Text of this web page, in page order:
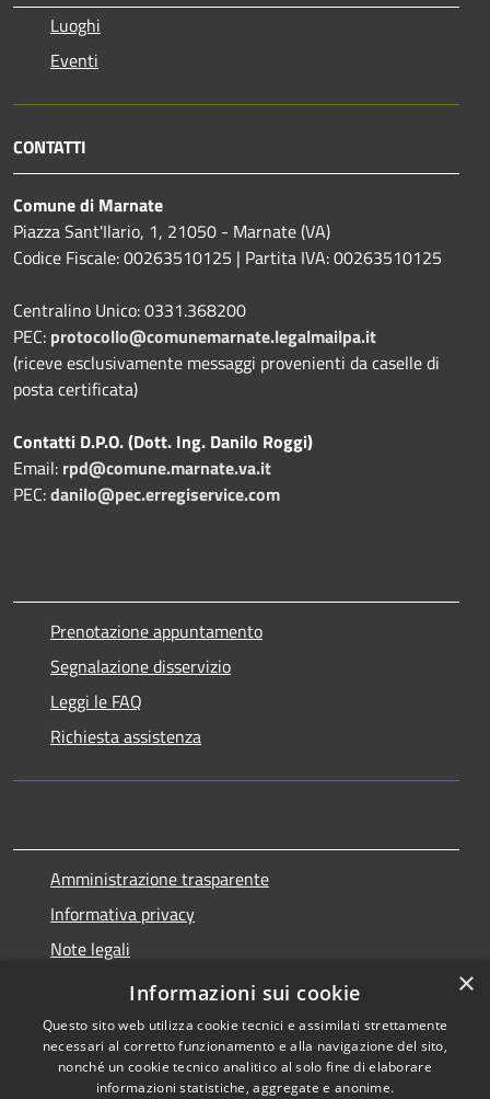
Luoghi
Eventi
CONTATTI
Comune di Marnate
Piazza Sant'Ilario, 1, 21050 - Marnate (VA)
Codice Fiscale: 00263510125 | Partita IVA: 00263510125
Centralino Unico: 0331.368200
PEC: protocollo@comunemarnate.legalmailpa.it
(riceve esclusivamente messaggi provenienti da caselle di
posta certificata)
Contatti D.P.O. (Dott. Ing. Danilo Roggi)
Email: rpd@comune.marnate.va.it
PEC:danilo@pec.erregiservice.com
Prenotazione appuntamento
Segnalazione disservizio
Leggi le FAQ
Richiesta assistenza
Amministrazione trasparente
Informativa privacy
Note legali
Dichiarazione di accessibilità
Copyright © 2026 • Comune di
×
Informazioni sui cookie
Questo sito web utilizza cookie tecnici e assimilati strettamente
necessari al corretto funzionamento e alla navigazione del sito,
nonché un cookie tecnico analitico al solo fine di elaborare
informazioni statistiche, aggregate e anonime.